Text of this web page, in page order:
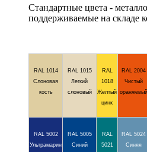
Стандартные цвета -
поддерживаемые на складе
RAL 1014
Слоновая
кость
RAL 1015
Легкий
слоновый
RAL
1018
Желтый
цинк
RAL 2004
Чистый
оранжевый
RAL 5002
Ультрамарин
RAL 5005
Синий
RAL
5021
RAL 5024
Синяя